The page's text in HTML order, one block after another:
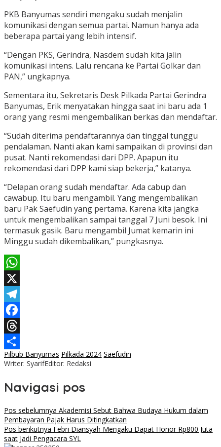
PKB Banyumas sendiri mengaku sudah menjalin
komunikasi dengan semua partai. Namun hanya ada
beberapa partai yang lebih intensif.
“Dengan PKS, Gerindra, Nasdem sudah kita jalin
komunikasi intens. Lalu rencana ke Partai Golkar dan
PAN,” ungkapnya.
Sementara itu, Sekretaris Desk Pilkada Partai Gerindra
Banyumas, Erik menyatakan hingga saat ini baru ada 1
orang yang resmi mengembalikan berkas dan mendaftar.
“Sudah diterima pendaftarannya dan tinggal tunggu
pendalaman. Nanti akan kami sampaikan di provinsi dan
pusat. Nanti rekomendasi dari DPP. Apapun itu
rekomendasi dari DPP kami siap bekerja,” katanya.
“Delapan orang sudah mendaftar. Ada cabup dan
cawabup. Itu baru mengambil. Yang mengembalikan
baru Pak Saefudin yang pertama. Karena kita jangka
untuk mengembalikan sampai tanggal 7 Juni besok. Ini
termasuk gasik. Baru mengambil Jumat kemarin ini
Minggu sudah dikembalikan,” pungkasnya.
WhatsApp
X
Telegram
Facebook
Threads
Share
Pilbub Banyumas Pilkada 2024 Saefudin
Writer: SyarifEditor: Redaksi
Navigasi pos
Pos sebelumnya Akademisi Sebut Bahwa Budaya Hukum dalam
Pembayaran Pajak Harus Ditingkatkan
Pos berikutnya Febri Diansyah Mengaku Dapat Honor Rp800 Juta
saat Jadi Pengacara SYL